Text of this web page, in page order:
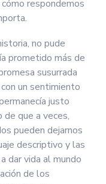
respondemos
no pude
prometido más de
susurrada
un sentimiento
justo
de que a veces,
pueden dejarnos
descriptivo y las
dar vida al mundo
de los